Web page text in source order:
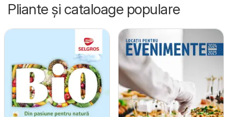
Pliante și cataloage populare